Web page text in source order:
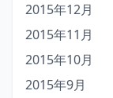
2015年12月
2015年11月
2015年10月
2015年9月